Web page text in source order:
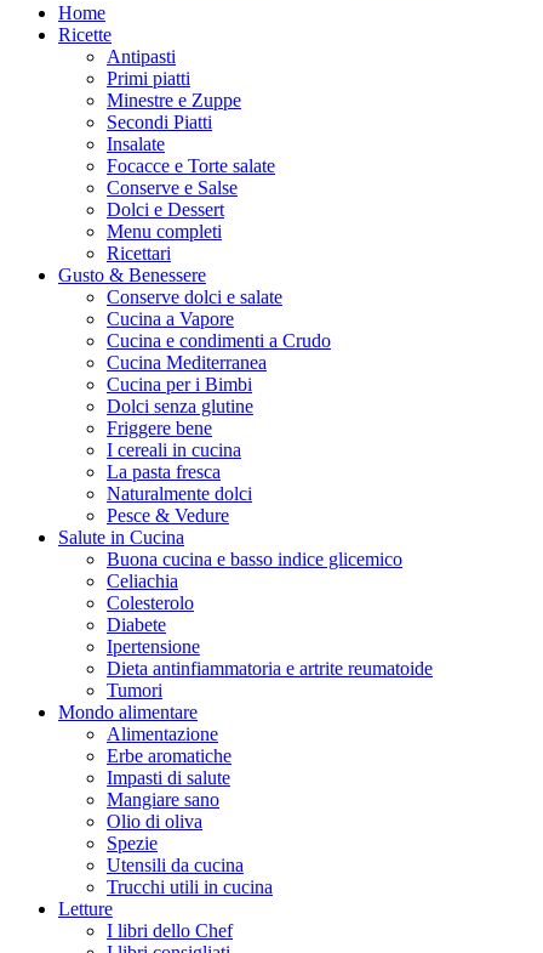
Home
Ricette
Antipasti
Primi piatti
Minestre e Zuppe
Secondi Piatti
Insalate
Focacce e Torte salate
Conserve e Salse
Dolci e Dessert
Menu completi
Ricettari
Gusto & Benessere
Conserve dolci e salate
Cucina a Vapore
Cucina e condimenti a Crudo
Cucina Mediterranea
Cucina per i Bimbi
Dolci senza glutine
Friggere bene
I cereali in cucina
La pasta fresca
Naturalmente dolci
Pesce & Vedure
Salute in Cucina
Buona cucina e basso indice glicemico
Celiachia
Colesterolo
Diabete
Ipertensione
Dieta antinfiammatoria e artrite reumatoide
Tumori
Mondo alimentare
Alimentazione
Erbe aromatiche
Impasti di salute
Mangiare sano
Olio di oliva
Spezie
Utensili da cucina
Trucchi utili in cucina
Letture
I libri dello Chef